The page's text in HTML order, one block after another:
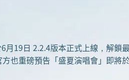
19日 2.2.4版本正式上線，解鎖
也重磅預告「盛夏演唱會」即